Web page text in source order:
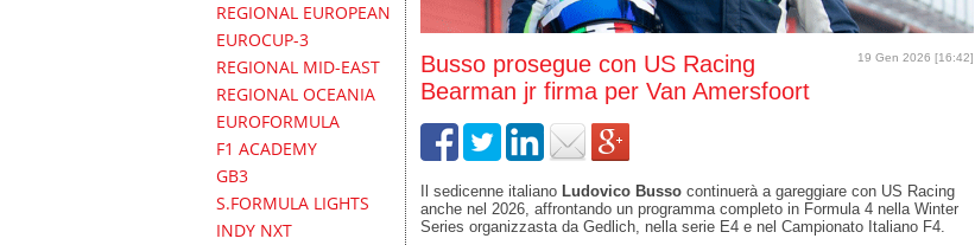
REGIONAL EUROPEAN
EUROCUP-3
REGIONAL MID-EAST
REGIONAL OCEANIA
EUROFORMULA
F1 ACADEMY
GB3
S.FORMULA LIGHTS
INDY NXT
19 Gen 2026 [16:42]
Busso prosegue con US Racing
Bearman jr firma per Van Amersfoort
Il sedicenne italiano Ludovico Busso continuerà a gareggiare con US Racing
anche nel 2026, affrontando un programma completo in Formula 4 nella Winter
Series organizzasta da Gedlich, nella serie E4 e nel Campionato Italiano F4.